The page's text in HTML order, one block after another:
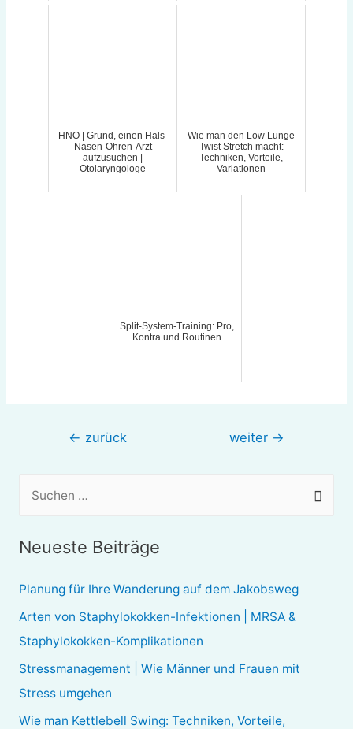
HNO | Grund, einen Hals-
Nasen-Ohren-Arzt
aufzusuchen |
Otolaryngologe
Wie man den Low Lunge
Twist Stretch macht:
Techniken, Vorteile,
Variationen
Split-System-Training: Pro,
Kontra und Routinen
Beitragsnavigation
← zurück weiter →
e
n
n
Neueste Beiträge
Planung für Ihre Wanderung auf dem Jakobsweg
Arten von Staphylokokken-Infektionen | MRSA &
Staphylokokken-Komplikationen
Stressmanagement | Wie Männer und Frauen mit
Stress umgehen
Wie man Kettlebell Swing: Techniken, Vorteile,